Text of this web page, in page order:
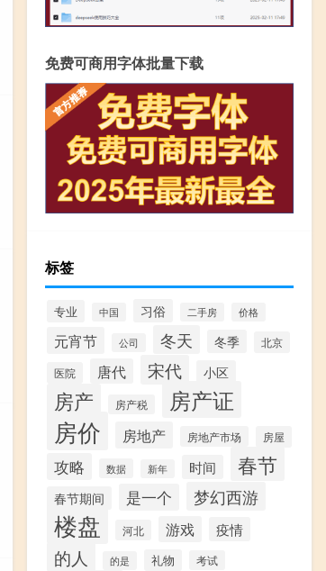
免费可商用字体批量下载
标签
专业 中国 习俗 二手房 价格
元宵节 公司 冬天 冬季
北京
医院
唐代 宋代 小区
房产 房产税 房产证
房价 房地产 房地产市场 房屋
攻略 数据 新年 时间 春节
春节期间 是一个 梦幻西游
楼盘 河北 游戏 疫情
的人 的是 礼物 考试